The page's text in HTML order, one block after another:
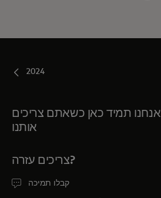
2024
אנחנו תמיד כאן כשאתם צריכים
אותנו
צריכים עזרה?
קבלו תמיכה